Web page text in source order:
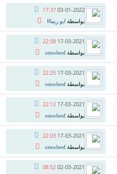
03-01-2022
17:37
بواسطة ابو ريمااا
17-03-2021
22:58
بواسطة omwleed
17-03-2021
22:25
بواسطة omwleed
17-03-2021
22:12
بواسطة omwleed
17-03-2021
22:03
بواسطة omwleed
02-03-2021
08:52